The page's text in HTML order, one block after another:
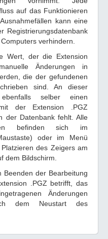
auf das Funktionieren
kann eine
Registrierungsdatenbank
verhindern.
Wert, der die Extension
Änderungen in
die der gefundenen
sind. An dieser
selber einen
der Extension .PGZ
der Datenbank fehlt. Alle
befinden sich im
oder im Menü
Platzieren des Zeigers am
dem Bildschirm.
der Bearbeitung
.PGZ betrifft, das
Änderungen
dem Neustart des